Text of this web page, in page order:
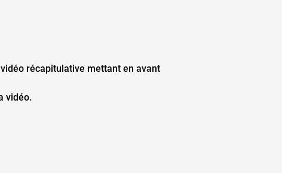
récapitulative mettant en avant
vidéo.